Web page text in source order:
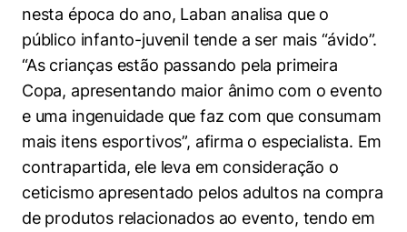
nesta época do ano, Laban analisa que o
público infanto-juvenil tende a ser mais “ávido”.
“As crianças estão passando pela primeira
Copa, apresentando maior ânimo com o evento
e uma ingenuidade que faz com que consumam
mais itens esportivos”, afirma o especialista. Em
contrapartida, ele leva em consideração o
ceticismo apresentado pelos adultos na compra
de produtos relacionados ao evento, tendo em
Cookies estritamente necessários
Cookies de preferências de usuário